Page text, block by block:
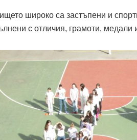
широко са застъпени и
с отличия, грамоти, медали